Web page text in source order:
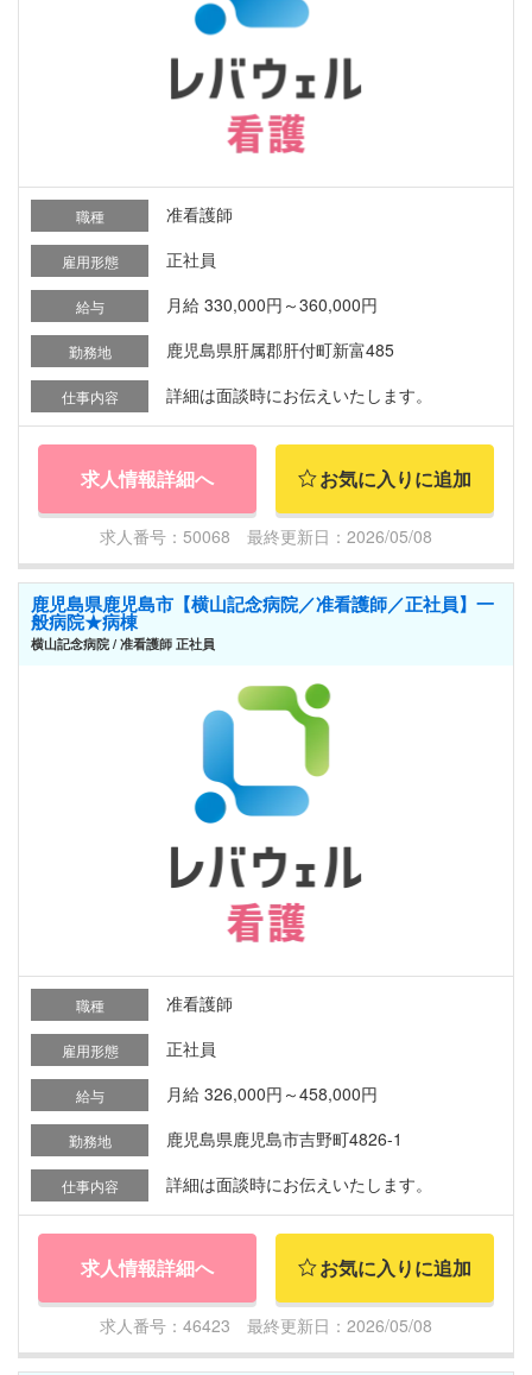
職種 准看護師
雇用形態 正社員
給与 月給 330,000円～360,000円
勤務地 鹿児島県肝属郡肝付町新富485
仕事内容 詳細は面談時にお伝えいたします。
求人情報詳細へ お気に入りに追加
求人番号：50068 最終更新日：2026/05/08
鹿児島県鹿児島市【横山記念病院／准看護師／正社員】一
般病院★病棟
横山記念病院 / 准看護師 正社員
職種 准看護師
雇用形態 正社員
給与 月給 326,000円～458,000円
勤務地 鹿児島県鹿児島市吉野町4826-1
仕事内容 詳細は面談時にお伝えいたします。
求人情報詳細へ お気に入りに追加
求人番号：46423 最終更新日：2026/05/08